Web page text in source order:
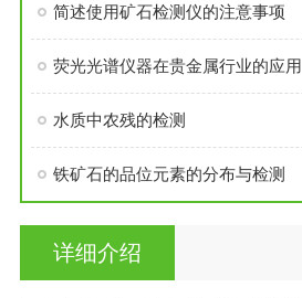
简述使用矿石检测仪的注意事项
荧光光谱仪器在贵金属行业的应用
水质中农残的检测
铁矿石的品位元素的分布与检测
详细介绍